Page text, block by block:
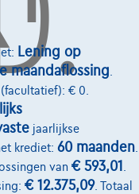
Lening op
maandaflossing
€ 0.
jaarlijkse
krediet: 60 maanden
van € 593,01
€ 12.375,09. Totaal